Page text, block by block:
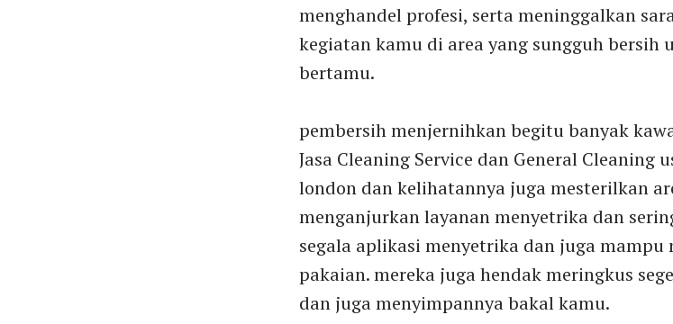
menghandel profesi, serta meninggalkan
kegiatan kamu di area yang sungguh bersih
bertamu.
pembersih menjernihkan begitu banyak
Jasa Cleaning Service dan General Cleaning
london dan kelihatannya juga mesterilkan
menganjurkan layanan menyetrika dan
segala aplikasi menyetrika dan juga mampu
pakaian. mereka juga hendak meringkus
dan juga menyimpannya bakal kamu.